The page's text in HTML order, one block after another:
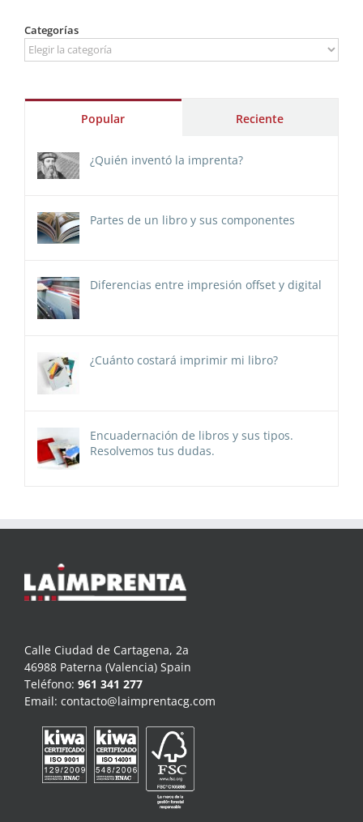
Categorías
Categorías
Popular Reciente
¿Quién inventó la imprenta?
Partes de un libro y sus componentes
Diferencias entre impresión offset y digital
¿Cuánto costará imprimir mi libro?
Encuadernación de libros y sus tipos.
Resolvemos tus dudas.
Calle Ciudad de Cartagena, 2a
46988 Paterna (Valencia) Spain
Teléfono: 961 341 277
Email: contacto@laimprentacg.com